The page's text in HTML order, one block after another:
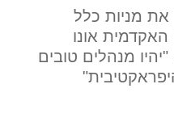
מניות כלל
אונו
מנהלים טובים